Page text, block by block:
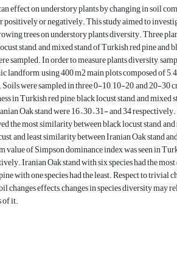
effect on understory plants by changing in soil
positively or negatively. This study aimed to
trees on understory plants diversity. Three
stand, and mixed stand of Turkish red pine and
sampled. In order to measure plants diversity,
landform, using 400 m2 main plots composed of 5,
were sampled in three 0-10, 10-20, and 20-30
in Turkish red pine, black locust stand, and
Oak stand were 16 – 30 – 31- and 34
the most similarity between black locust stand,
and least similarity between Iranian Oak stand
value of Simpson dominance index was seen in
Iranian Oak stand with six species had the
with one species had the least. Respect to trivial
changes effects, changes in species diversity may
of it.